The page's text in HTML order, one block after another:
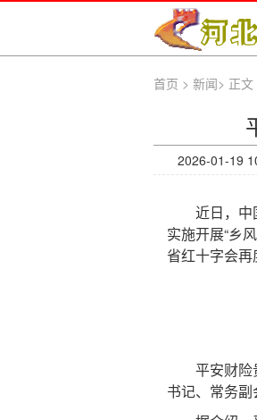
首页 > 新闻> 正文
2026-01-19
近日，中国
实施开展“乡
省红十字会再
平安财险贵
书记、常务